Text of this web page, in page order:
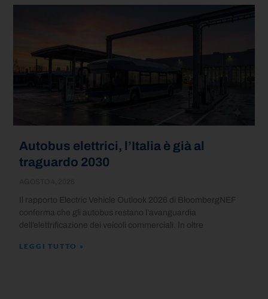
Autobus elettrici, l’Italia è già al
traguardo 2030
Il rapporto Electric Vehicle Outlook 2026 di BloombergNEF
conferma che gli autobus restano l’avanguardia
dell’elettrificazione dei veicoli commerciali. In oltre
LEGGI TUTTO »